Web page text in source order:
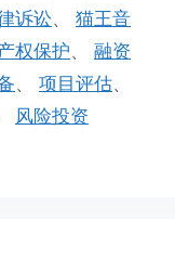
诉讼、 猫王音
权保护、 融资
、 项目评估、
风险投资